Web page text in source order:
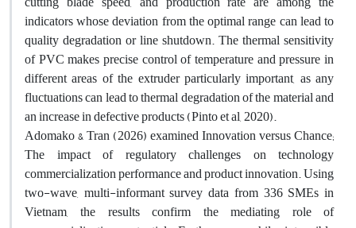
indicators whose deviation from the optimal range can lead to
quality degradation or line shutdown. The thermal sensitivity
of PVC makes precise control of temperature and pressure in
different areas of the extruder particularly important, as any
fluctuations can lead to thermal degradation of the material and
an increase in defective products (Pinto et al, 2020).
Adomako & Tran (2026) examined Innovation versus Chance;
The impact of regulatory challenges on technology
commercialization performance and product innovation. Using
two-wave, multi-informant survey data from 336 SMEs in
Vietnam, the results confirm the mediating role of